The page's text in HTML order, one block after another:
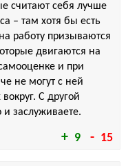
9 15
считают себя лучше
– там хотя бы есть
работу призываются
двигаются на
и при
не могут с ней
С другой
и заслуживаете.